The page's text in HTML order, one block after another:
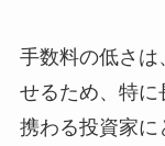
手数料の低さは
せるため、特に
携わる投資家に